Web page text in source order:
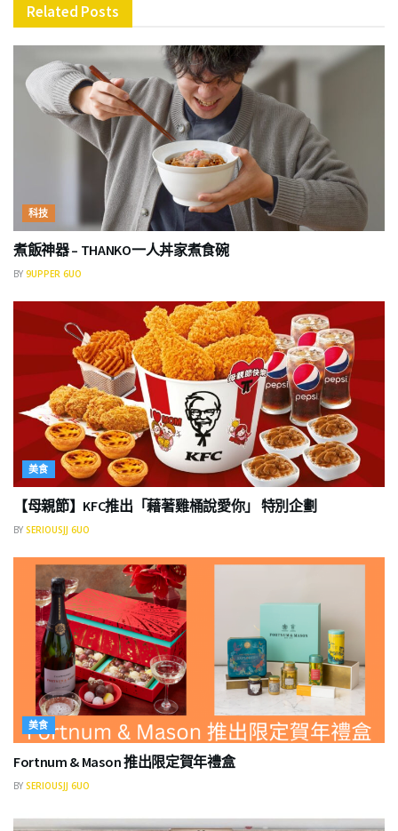
Related Posts
科技
煮飯神器 – THANKO一人丼家煮食碗
BY 9UPPER 6UO
美食
【母親節】KFC推出「藉著雞桶說愛你」 特別企劃
BY SERIOUSJJ 6UO
美食
Fortnum & Mason 推出限定賀年禮盒
BY SERIOUSJJ 6UO